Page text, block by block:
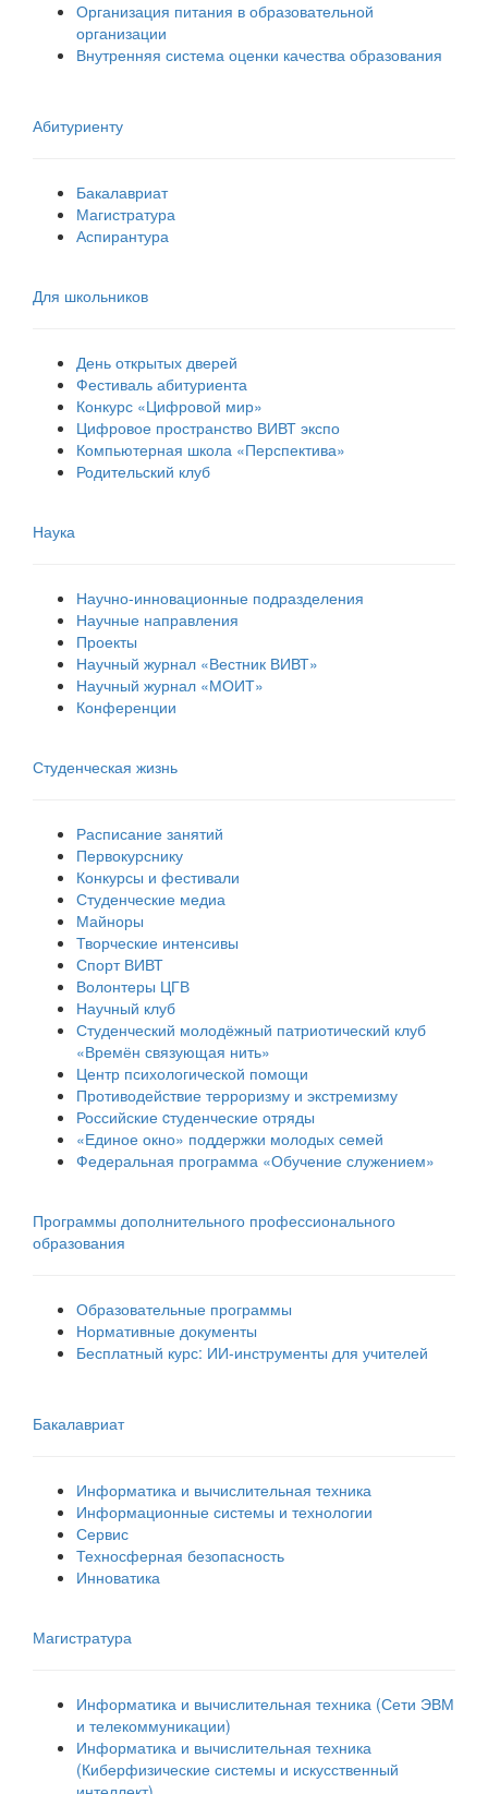
Организация питания в образовательной
организации
Внутренняя система оценки качества образования
Абитуриенту
Бакалавриат
Магистратура
Аспирантура
Для школьников
День открытых дверей
Фестиваль абитуриента
Конкурс «Цифровой мир»
Цифровое пространство ВИВТ экспо
Компьютерная школа «Перспектива»
Родительский клуб
Наука
Научно-инновационные подразделения
Научные направления
Проекты
Научный журнал «Вестник ВИВТ»
Научный журнал «МОИТ»
Конференции
Студенческая жизнь
Расписание занятий
Первокурснику
Конкурсы и фестивали
Студенческие медиа
Майноры
Творческие интенсивы
Спорт ВИВТ
Волонтеры ЦГВ
Научный клуб
Студенческий молодёжный патриотический клуб
«Времён связующая нить»
Центр психологической помощи
Противодействие терроризму и экстремизму
Российские cтуденческие отряды
«Единое окно» поддержки молодых семей
Федеральная программа «Обучение служением»
Программы дополнительного профессионального
образования
Образовательные программы
Нормативные документы
Бесплатный курс: ИИ‑инструменты для учителей
Бакалавриат
Информатика и вычислительная техника
Информационные системы и технологии
Сервис
Техносферная безопасность
Инноватика
Магистратура
Информатика и вычислительная техника (Сети ЭВМ
и телекоммуникации)
Информатика и вычислительная техника
(Киберфизические системы и искусственный